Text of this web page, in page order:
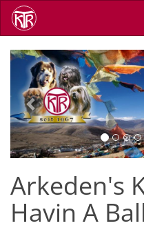
Direkt
zum
Inhalt
Previous
Arkeden's
Havin A Ball